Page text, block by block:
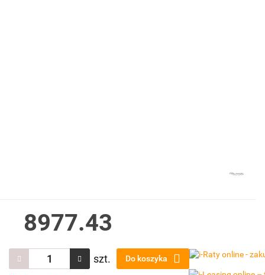
8977.43
szt. Do koszyka